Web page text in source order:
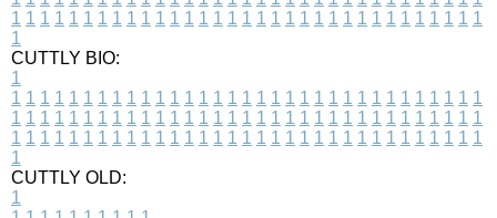
1 1 1 1 1 1 1 1 1 1 1 1 1 1 1 1 1 1 1 1 1 1 1 1 1 1 1 1 1 1 1 1 1
1
CUTTLY BIO:
1
1 1 1 1 1 1 1 1 1 1 1 1 1 1 1 1 1 1 1 1 1 1 1 1 1 1 1 1 1 1 1 1 1
1 1 1 1 1 1 1 1 1 1 1 1 1 1 1 1 1 1 1 1 1 1 1 1 1 1 1 1 1 1 1 1 1
1 1 1 1 1 1 1 1 1 1 1 1 1 1 1 1 1 1 1 1 1 1 1 1 1 1 1 1 1 1 1 1 1
1
CUTTLY OLD:
1